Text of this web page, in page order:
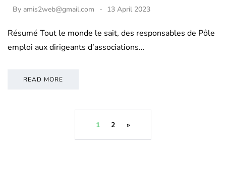
By amis2web@gmail.com 13 April 2023
Résumé Tout le monde le sait, des responsables de Pôle
emploi aux dirigeants d’associations…
READ MORE
1 2 »